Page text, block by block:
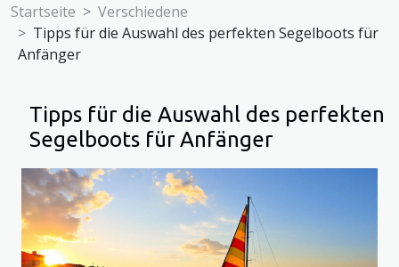
Startseite
Verschiedene
Tipps für die Auswahl des perfekten Segelboots für
Anfänger
Tipps für die Auswahl des perfekten
Segelboots für Anfänger